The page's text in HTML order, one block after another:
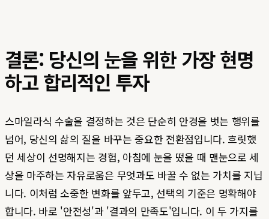
결론: 당신의 눈을 위한 가장 현명
하고 합리적인 투자
스마일라식 수술을 결정하는 것은 단순히 안경을 벗는 행위를
넘어, 당신의 삶의 질을 바꾸는 중요한 전환점입니다. 흐릿했
던 세상이 선명해지는 경험, 아침에 눈을 떴을 때 맨눈으로 세
상을 마주하는 자유로움은 무엇과도 바꿀 수 없는 가치를 지닙
니다. 이처럼 소중한 변화를 앞두고, 선택의 기준은 명확해야
합니다. 바로 '안전성'과 '결과의 만족도'입니다. 이 두 가지를